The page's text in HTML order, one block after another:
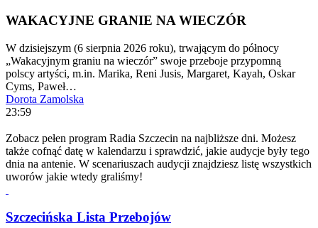
WAKACYJNE GRANIE NA WIECZÓR
W dzisiejszym (6 sierpnia 2026 roku), trwającym do północy
„Wakacyjnym graniu na wieczór” swoje przeboje przypomną
polscy artyści, m.in. Marika, Reni Jusis, Margaret, Kayah, Oskar
Cyms, Paweł…
Dorota Zamolska
23:59
Zobacz pełen program Radia Szczecin na najbliższe dni. Możesz
także cofnąć datę w kalendarzu i sprawdzić, jakie audycje były tego
dnia na antenie. W scenariuszach audycji znajdziesz listę wszystkich
uworów jakie wtedy graliśmy!
Szczecińska Lista Przebojów